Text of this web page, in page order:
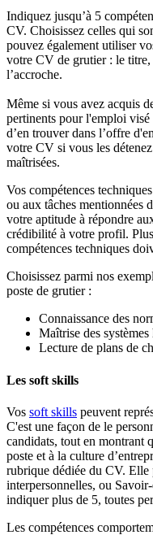
Indiquez jusqu’à 5
CV. Choisissez celles qui
pouvez également utiliser
votre CV de grutier : le titre,
l’accroche.
Même si vous avez acquis
pertinents pour l'emploi
d’en trouver dans l’offre
votre CV si vous les
maîtrisées.
Vos compétences
ou aux tâches mentionnées
votre aptitude à répondre
crédibilité à votre profil.
compétences techniques
Choisissez parmi nos
poste de grutier :
Connaissance des
Maîtrise des
Lecture de plans de
Les soft skills
Vos soft skills peuvent
C'est une façon de le
candidats, tout en montrant
poste et à la culture
rubrique dédiée du CV. Elle
interpersonnelles, ou
indiquer plus de 5, toutes
Les compétences